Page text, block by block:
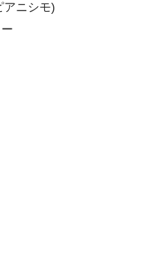
アニシモ)